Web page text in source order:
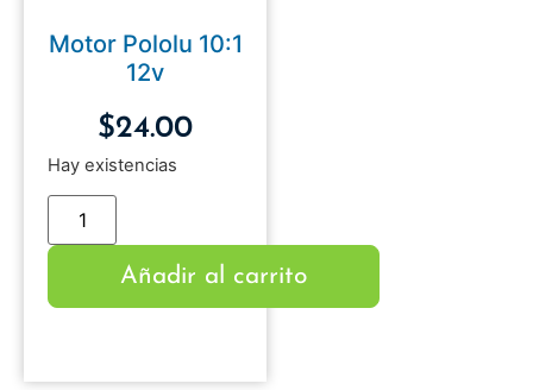
Motor Pololu 10:1
12v
$24.00
Hay existencias
Añadir al carrito